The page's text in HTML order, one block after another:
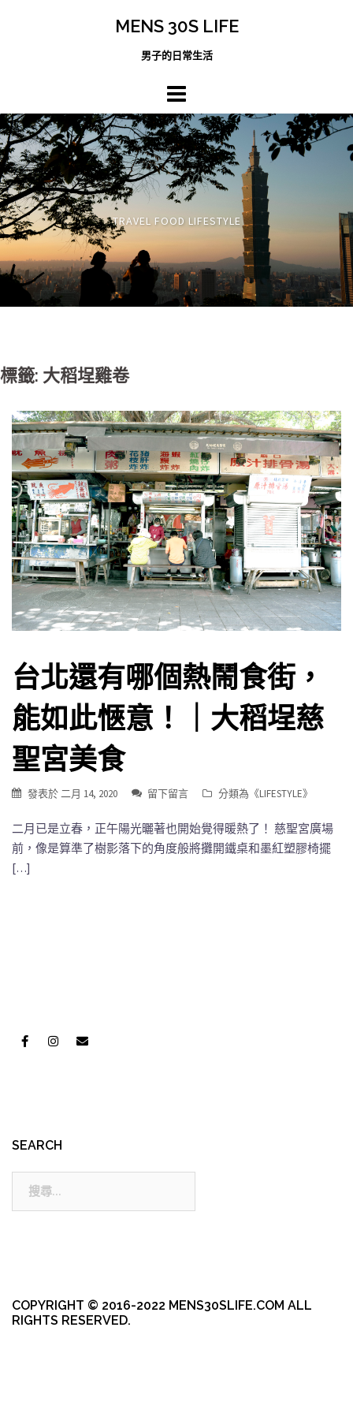
MENS 30S LIFE
男子的日常生活
TRAVEL FOOD LIFESTYLE
標籤: 大稻埕雞卷
台北還有哪個熱鬧食街，
能如此愜意！｜大稻埕慈
聖宮美食
發表於二月 14, 2020 留下留言 分類為《LIFESTYLE》
二月已是立春，正午陽光曬著也開始覺得暖熱了！ 慈聖宮廣場
前，像是算準了樹影落下的角度般將攤開鐵桌和墨紅塑膠椅擺
[…]
SEARCH
COPYRIGHT © 2016-2022 MENS30SLIFE.COM ALL
RIGHTS RESERVED.